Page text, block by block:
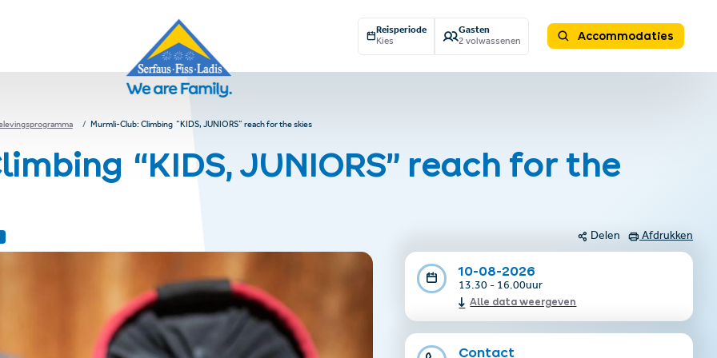
Reisperiode
Kies
Gasten
2 volwassenen
Accommodaties
Murmli-Club: Climbing “KIDS, JUNIORS” reach for the skies
“KIDS, JUNIORS” reach for the
Delen Afdrukken
10-08-2026
13.30 - 16.00uur
Alle data weergeven
Contact